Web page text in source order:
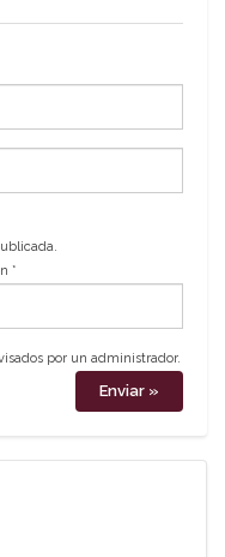
*
por un administrador.